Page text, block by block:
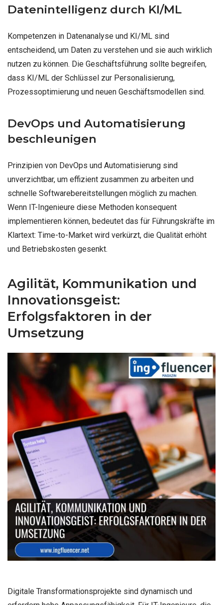
Datenintelligenz durch KI/ML
Kompetenzen in Datenanalyse und KI/ML sind
entscheidend, um Daten zu verstehen und sie auch wirklich
nutzen zu können. Die Geschäftsführung sollte begreifen,
dass KI/ML der Schlüssel zur Personalisierung,
Prozessoptimierung und neuen Geschäftsmodellen sind.
DevOps und Automatisierung
beschleunigen
Prinzipien von DevOps und Automatisierung sind
unverzichtbar, um effizient zusammen zu arbeiten und
schnelle Softwarebereitstellungen möglich zu machen.
Wenn IT-Ingenieure diese Methoden konsequent
implementieren können, bedeutet das für Führungskräfte im
Klartext: Time-to-Market wird verkürzt, die Qualität erhöht
und Betriebskosten gesenkt.
Agilität, Kommunikation und
Innovationsgeist:
Erfolgsfaktoren in der
Umsetzung
Digitale Transformationsprojekte sind dynamisch und